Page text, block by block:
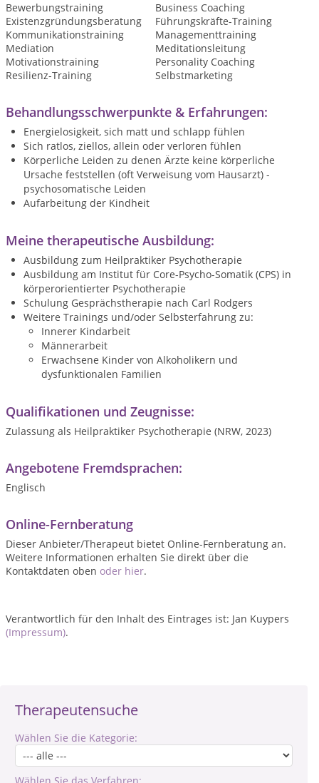
Therapeutensuche
Wählen Sie die Kategorie:
Bewerbungstraining
Business Coaching
Existenzgründungsberatung
Führungskräfte-Training
Kommunikationstraining
Managementtraining
Mediation
Meditationsleitung
Motivationstraining
Personality Coaching
Resilienz-Training
Selbstmarketing
Behandlungsschwerpunkte & Erfahrungen:
Energielosigkeit, sich matt und schlapp fühlen
Sich ratlos, ziellos, allein oder verloren fühlen
Körperliche Leiden zu denen Ärzte keine körperliche
Ursache feststellen (oft Verweisung vom Hausarzt) -
psychosomatische Leiden
Aufarbeitung der Kindheit
Meine therapeutische Ausbildung:
Ausbildung zum Heilpraktiker Psychotherapie
Ausbildung am Institut für Core-Psycho-Somatik (CPS) in
körperorientierter Psychotherapie
Schulung Gesprächstherapie nach Carl Rodgers
Weitere Trainings und/oder Selbsterfahrung zu:
Innerer Kindarbeit
Männerarbeit
Erwachsene Kinder von Alkoholikern und
dysfunktionalen Familien
Qualifikationen und Zeugnisse:
Zulassung als Heilpraktiker Psychotherapie (NRW, 2023)
Angebotene Fremdsprachen:
Englisch
Online-Fernberatung
Dieser Anbieter/Therapeut bietet Online-Fernberatung an.
Weitere Informationen erhalten Sie direkt über die
Kontaktdaten oben oder hier.
Verantwortlich für den Inhalt des Eintrages ist: Jan Kuypers
(Impressum).